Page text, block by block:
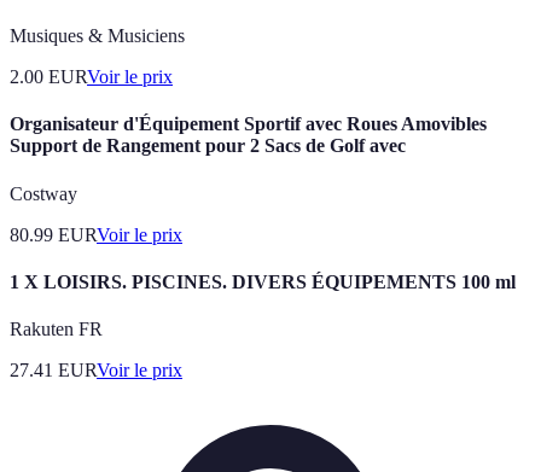
Musiques & Musiciens
2.00 EURVoir le prix
Organisateur d'Équipement Sportif avec Roues Amovibles
Support de Rangement pour 2 Sacs de Golf avec
Costway
80.99 EURVoir le prix
1 X LOISIRS. PISCINES. DIVERS ÉQUIPEMENTS 100 ml
Rakuten FR
27.41 EURVoir le prix